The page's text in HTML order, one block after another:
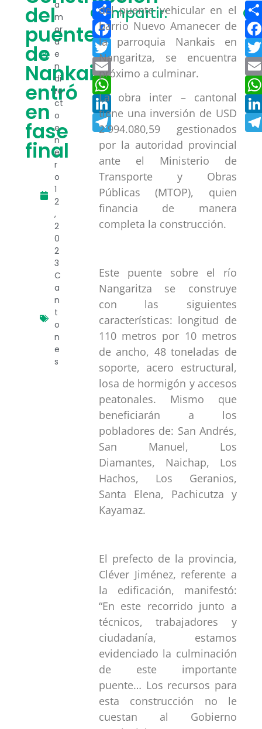
del
puente
de
Nankais
entró
en
fase
final
a
m
or
a
e
n
di
re
ct
o
e
n
e
r
o
1
2
,
2
0
2
3
C
a
n
t
o
n
e
s
Compartir:
Compartir
Facebook
Twitter
Email
WhatsApp
LinkedIn
Telegram
del puente vehicular en el
barrio Nuevo Amanecer de
la parroquia Nankais en
Nangaritza, se encuentra
próximo a culminar.
La obra inter – cantonal
tiene una inversión de USD
2´994.080,59 gestionados
por la autoridad provincial
ante el Ministerio de
Transporte y Obras
Públicas (MTOP), quien
financia de manera
completa la construcción.
Este puente sobre el río
Nangaritza se construye
con las siguientes
características: longitud de
110 metros por 10 metros
de ancho, 48 toneladas de
soporte, acero estructural,
losa de hormigón y accesos
peatonales. Mismo que
beneficiarán a los
pobladores de: San Andrés,
San Manuel, Los
Diamantes, Naichap, Los
Hachos, Los Geranios,
Santa Elena, Pachicutza y
Kayamaz.
El prefecto de la provincia,
Cléver Jiménez, referente a
la edificación, manifestó:
“En este recorrido junto a
técnicos, trabajadores y
ciudadanía, estamos
evidenciado la culminación
de este importante
puente… Los recursos para
esta construcción no le
cuestan al Gobierno